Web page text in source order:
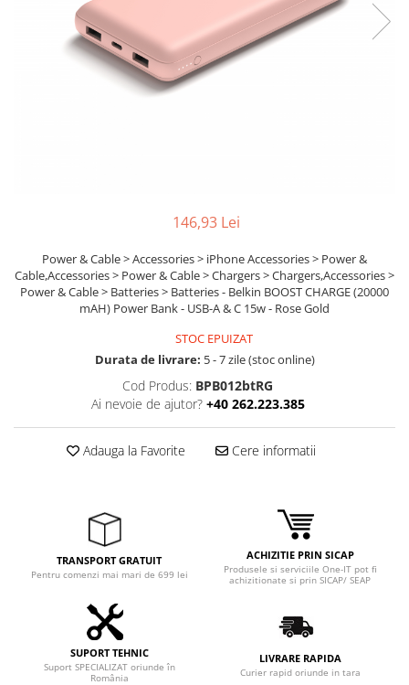
Smartphone IPhone
146,93 Lei
Power & Cable > Accessories > iPhone Accessories > Power &
Cable,Accessories > Power & Cable > Chargers > Chargers,Accessories >
Power & Cable > Batteries > Batteries - Belkin BOOST CHARGE (20000
mAH) Power Bank - USB-A & C 15w - Rose Gold
STOC EPUIZAT
Durata de livrare: 5 - 7 zile (stoc online)
Cod Produs: BPB012btRG
Ai nevoie de ajutor? +40 262.223.385
Adauga la Favorite Cere informatii
TRANSPORT GRATUIT
Pentru comenzi mai mari de 699 lei
ACHIZITIE PRIN SICAP
Produsele si serviciile One-IT pot fi
achizitionate si prin SICAP/ SEAP
SUPORT TEHNIC
Suport SPECIALIZAT oriunde în
România
LIVRARE RAPIDA
Curier rapid oriunde in tara